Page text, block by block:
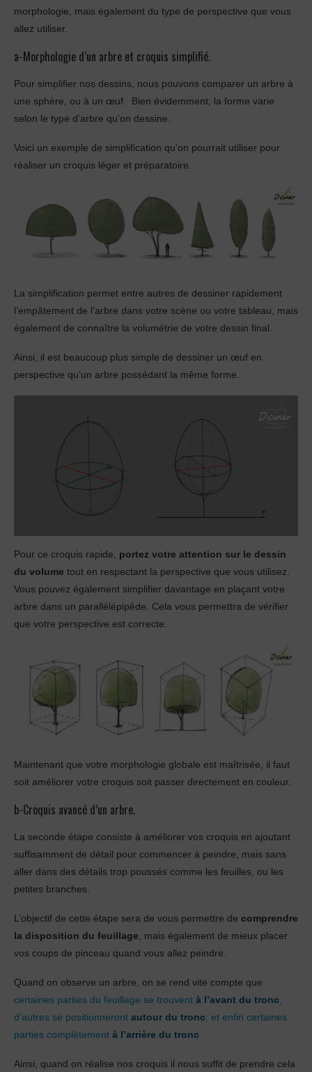
morphologie, mais également du type de perspective que vous
allez utiliser.
a-Morphologie d’un arbre et croquis simplifié.
Pour simplifier nos dessins, nous pouvons comparer un arbre à
une sphère, ou à un œuf. Bien évidemment, la forme varie
selon le type d’arbre qu’on dessine.
Voici un exemple de simplification qu’on pourrait utiliser pour
réaliser un croquis léger et préparatoire.
La simplification permet entre autres de dessiner rapidement
l’empâtement de l’arbre dans votre scène ou votre tableau, mais
également de connaître la volumétrie de votre dessin final.
Ainsi, il est beaucoup plus simple de dessiner un œuf en
perspective qu’un arbre possédant la même forme.
Pour ce croquis rapide, portez votre attention sur le dessin
du volume tout en respectant la perspective que vous utilisez.
Vous pouvez également simplifier davantage en plaçant votre
arbre dans un parallélépipède. Cela vous permettra de vérifier
que votre perspective est correcte.
Maintenant que votre morphologie globale est maîtrisée, il faut
soit améliorer votre croquis soit passer directement en couleur.
b-Croquis avancé d’un arbre.
La seconde étape consiste à améliorer vos croquis en ajoutant
suffisamment de détail pour commencer à peindre, mais sans
aller dans des détails trop poussés comme les feuilles, ou les
petites branches.
L’objectif de cette étape sera de vous permettre de comprendre
la disposition du feuillage , mais également de mieux placer
vos coups de pinceau quand vous allez peindre.
Quand on observe un arbre, on se rend vite compte que
certaines parties du feuillage se trouvent à l’avant du tronc
d’autres se positionneront autour du tronc , et enfin certaines
parties complètement à l’arrière du tronc
Ainsi, quand on réalise nos croquis il nous suffit de prendre cela